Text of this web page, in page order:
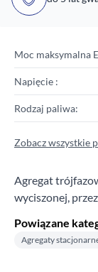
Moc maksymalna
Napięcie :
Rodzaj paliwa:
Zobacz wszystkie
Agregat
wyciszonej,
Powiązane
Agregaty